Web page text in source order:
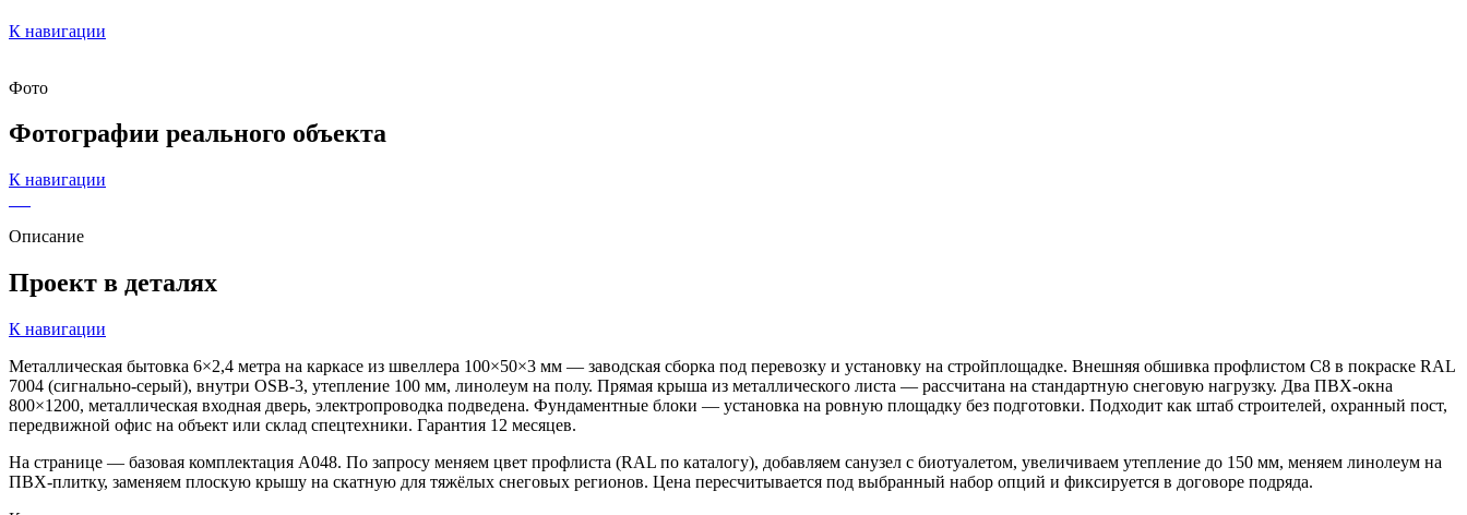
К навигации
Фото
Фотографии реального объекта
К навигации
Описание
Проект в деталях
К навигации
Металлическая бытовка 6×2,4 метра на каркасе из швеллера 100×50×3 мм — заводская сборка под перевозку и установку на стройплощадке. Внешняя обшивка профлистом С8 в покраске RAL
7004 (сигнально-серый), внутри OSB-3, утепление 100 мм, линолеум на полу. Прямая крыша из металлического листа — рассчитана на стандартную снеговую нагрузку. Два ПВХ-окна
800×1200, металлическая входная дверь, электропроводка подведена. Фундаментные блоки — установка на ровную площадку без подготовки. Подходит как штаб строителей, охранный пост,
передвижной офис на объект или склад спецтехники. Гарантия 12 месяцев.
На странице — базовая комплектация А048. По запросу меняем цвет профлиста (RAL по каталогу), добавляем санузел с биотуалетом, увеличиваем утепление до 150 мм, меняем линолеум на
ПВХ-плитку, заменяем плоскую крышу на скатную для тяжёлых снеговых регионов. Цена пересчитывается под выбранный набор опций и фиксируется в договоре подряда.